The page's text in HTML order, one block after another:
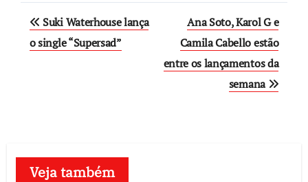
Post
navigation
Suki Waterhouse lança
o single “Supersad”
Ana Soto, Karol G e
Camila Cabello estão
entre os lançamentos da
semana
Veja também